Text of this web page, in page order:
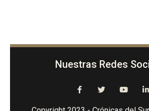
Nuestras Redes